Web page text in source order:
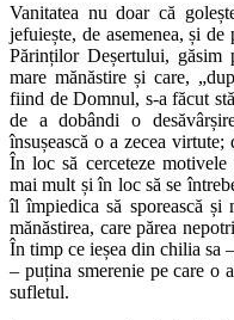
Vanitatea nu doar că
jefuiește, de asemenea, și
Părinților Deșertului, găsim
mare mănăstire și care,
fiind de Domnul, s-a făcut
de a dobândi o
însușească o a zecea
În loc să cerceteze motivele
mai mult și în loc să se
îl împiedica să sporească și
mănăstirea, care părea
În timp ce ieșea din chilia sa
– puțina smerenie pe care o
sufletul.